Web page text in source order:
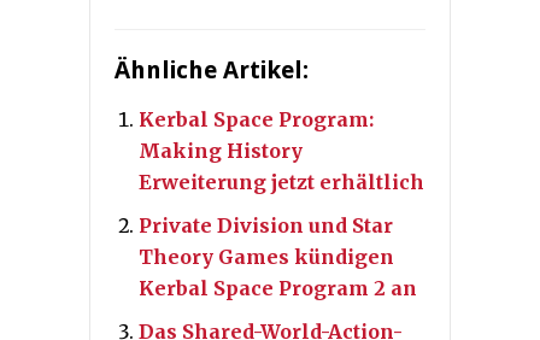
Ähnliche Artikel:
Kerbal Space Program:
Making History
Erweiterung jetzt erhältlich
Private Division und Star
Theory Games kündigen
Kerbal Space Program 2 an
Das Shared-World-Action-